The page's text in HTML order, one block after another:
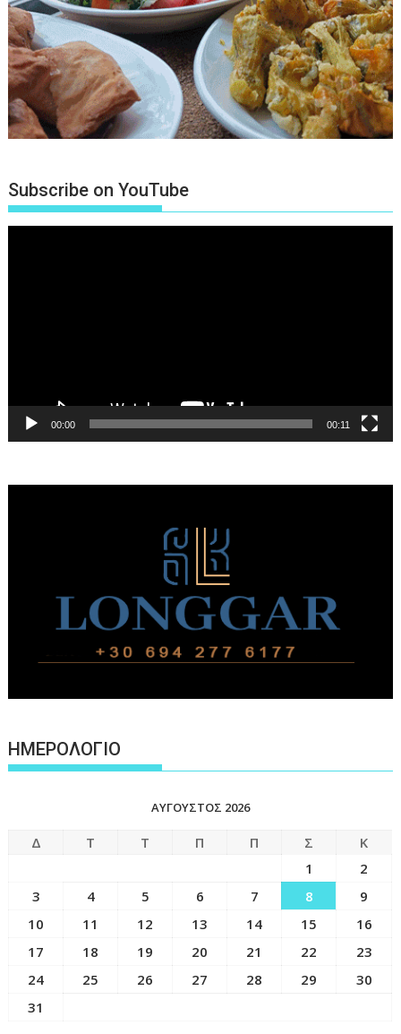
Subscribe on YouTube
00:00 00:11
ΗΜΕΡΟΛΟΓΙΟ
ΑΎΓΟΥΣΤΟΣ 2026
Δ Τ Τ Π Π Σ
Κ
1
2
3
4 5 6 7 8
9
10
11 12 13 14 15
16
17
18 19 20 21 22
23
24
25 26 27 28 29
30
31